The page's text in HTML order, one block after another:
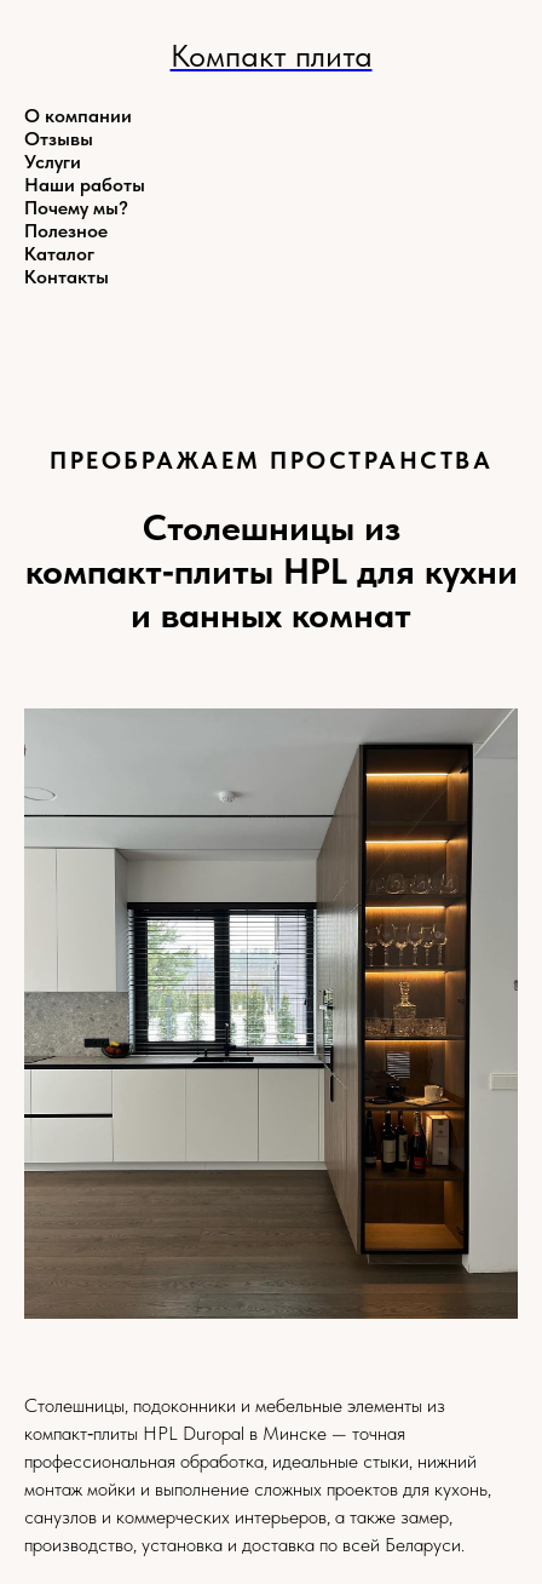
О компании
Отзывы
Услуги
Наши работы
Компакт плита
Почему мы?
Полезное
Каталог
Контакты
ПРЕОБРАЖАЕМ ПРОСТРАНСТВА
Столешницы из
компакт‑плиты HPL для кухни
и ванных комнат
Столешницы, подоконники и мебельные элементы из
компакт‑плиты HPL Duropal в Минске — точная
профессиональная обработка, идеальные стыки, нижний
монтаж мойки и выполнение сложных проектов для кухонь,
санузлов и коммерческих интерьеров, а также замер,
производство, установка и доставка по всей Беларуси.